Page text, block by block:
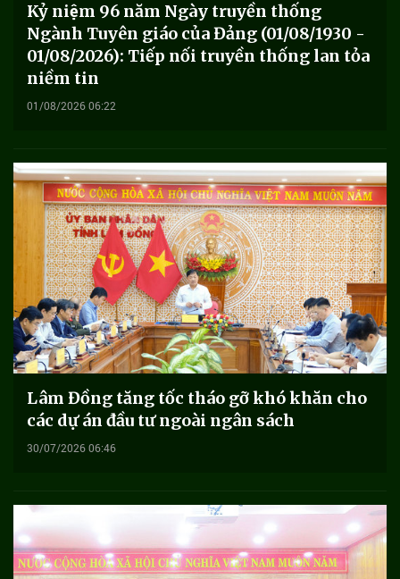
Kỷ niệm 96 năm Ngày truyền thống
Ngành Tuyên giáo của Đảng (01/08/1930 -
01/08/2026): Tiếp nối truyền thống lan tỏa
niềm tin
01/08/2026 06:22
Lâm Đồng tăng tốc tháo gỡ khó khăn cho
các dự án đầu tư ngoài ngân sách
30/07/2026 06:46